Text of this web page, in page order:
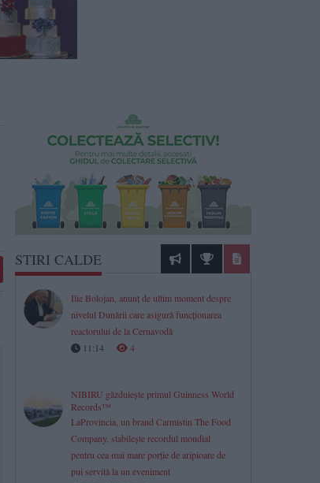
STIRI CALDE
Ilie Bolojan, anunț de ultim moment despre
nivelul Dunării care asigură funcționarea
reactorului de la Cernavodă
11:14
4
NIBIRU găzduiește primul Guinness World
Records™
LaProvincia, un brand Carmistin The Food
Company, stabilește recordul mondial
pentru cea mai mare porție de aripioare de
pui servită la un eveniment